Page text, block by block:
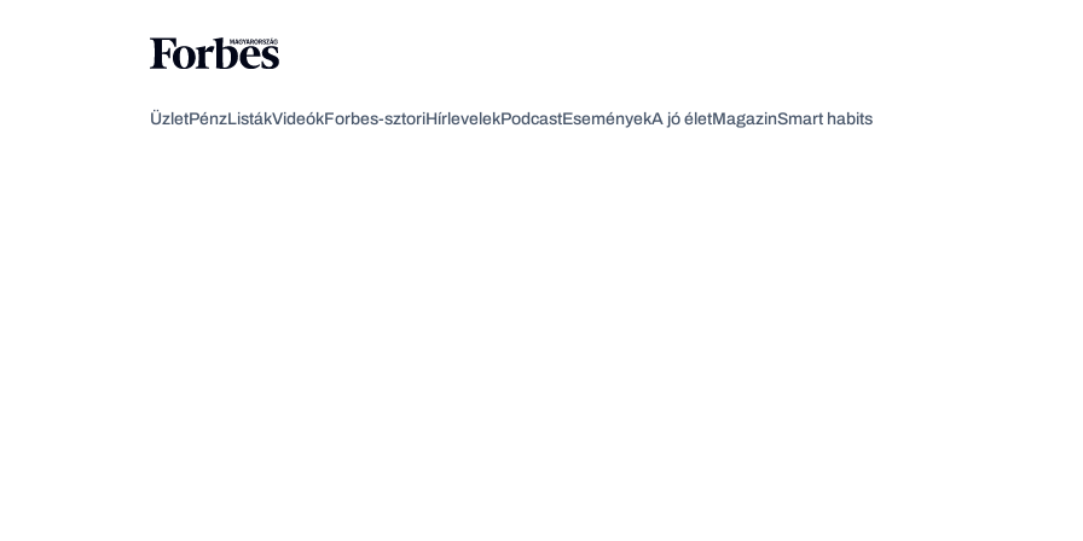
ÜzletPénzListákVideókForbes-sztoriHírlevelekPodcastEseményekA jó életMagazinSmart habits